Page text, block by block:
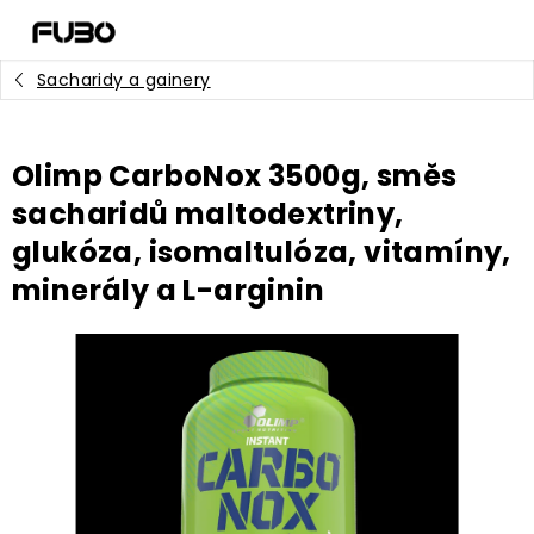
obsah
Sacharidy a gainery
Olimp CarboNox 3500g, směs
sacharidů maltodextriny,
glukóza, isomaltulóza, vitamíny,
minerály a L-arginin